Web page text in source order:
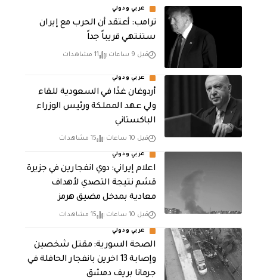
عربي ودولي
‏ترامب: أعتقد أن الحرب مع إيران
ستنتهي قريباً جداً
قبل 9 ساعات 11 مشاهدات
عربي ودولي
أردوغان غدًا في السعودية للقاء
ولي عهد المملكة ورئيس الوزراء
الباكستاني
قبل 10 ساعات 15 مشاهدات
عربي ودولي
اعلام إيراني: دوي انفجارين في جزيرة
قشم نتيجة التصدي لأهداف
معادية بمدخل مضيق هرمز
قبل 10 ساعات 15 مشاهدات
عربي ودولي
الصحة السورية: مقتل شخصين
وإصابة 13 اخرين بانفجار الحافلة في
جرمانا بريف دمشق